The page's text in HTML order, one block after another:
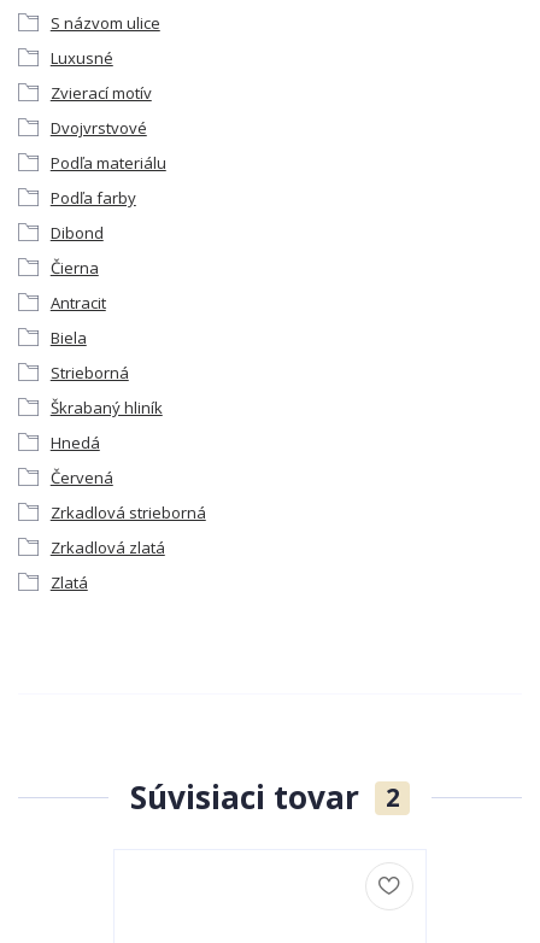
S názvom ulice
Luxusné
Zvierací motív
Dvojvrstvové
Podľa materiálu
Podľa farby
Dibond
Čierna
Antracit
Biela
Strieborná
Škrabaný hliník
Hnedá
Červená
Zrkadlová strieborná
Zrkadlová zlatá
Zlatá
Súvisiaci tovar 2